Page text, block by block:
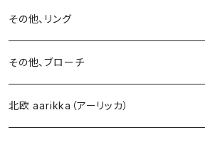
イヤリング
ブローチ
その他
ブローチ
ネックレス
その他、リング
その他、ブローチ
北欧 aarikka（アーリッカ）